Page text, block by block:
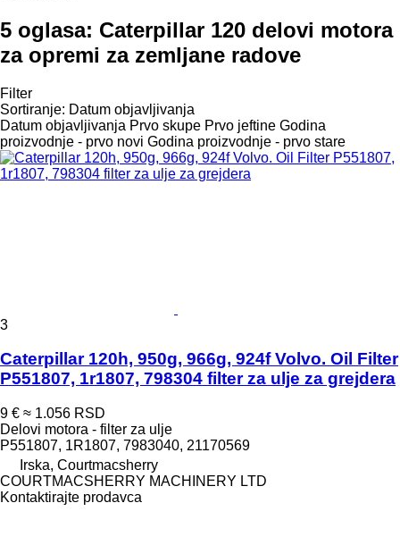
5 oglasa: Caterpillar 120 delovi motora
za opremi za zemljane radove
Filter
Sortiranje: Datum objavljivanja
Datum objavljivanja Prvo skupe Prvo jeftine Godina
proizvodnje - prvo novi Godina proizvodnje - prvo stare
3
Caterpillar 120h, 950g, 966g, 924f Volvo. Oil Filter
P551807, 1r1807, 798304 filter za ulje za grejdera
9 € ≈ 1.056 RSD
Delovi motora - filter za ulje
P551807, 1R1807, 7983040, 21170569
Irska, Courtmacsherry
COURTMACSHERRY MACHINERY LTD
Kontaktirajte prodavca